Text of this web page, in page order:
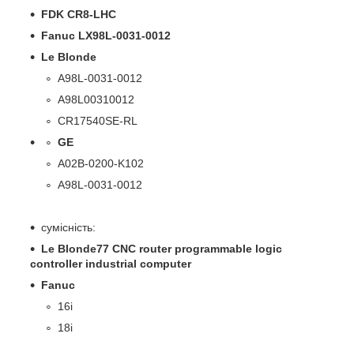
FDK CR8-LHC
Fanuc LX98L-0031-0012
Le Blonde
A98L-0031-0012
A98L00310012
CR17540SE-RL
GE
A02B-0200-K102
A98L-0031-0012
сумісність:
Le Blonde77 CNC router programmable logic
controller industrial computer
Fanuc
16i
18i